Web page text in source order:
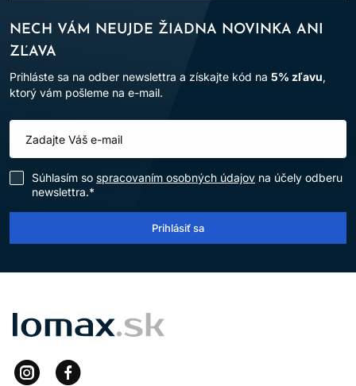
NECH VÁM NEUJDE ŽIADNA NOVINKA ANI
ZĽAVA
Prihláste sa na odber newslettra a získajte kód na 5% zľavu,
ktorý vám pošleme na e-mail.
Súhlasím so spracovaním osobných údajov na účely odberu
newslettra.*
Prihlásiť sa
LOMAX